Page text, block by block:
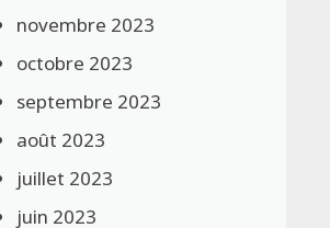
novembre 2023
octobre 2023
septembre 2023
août 2023
juillet 2023
juin 2023